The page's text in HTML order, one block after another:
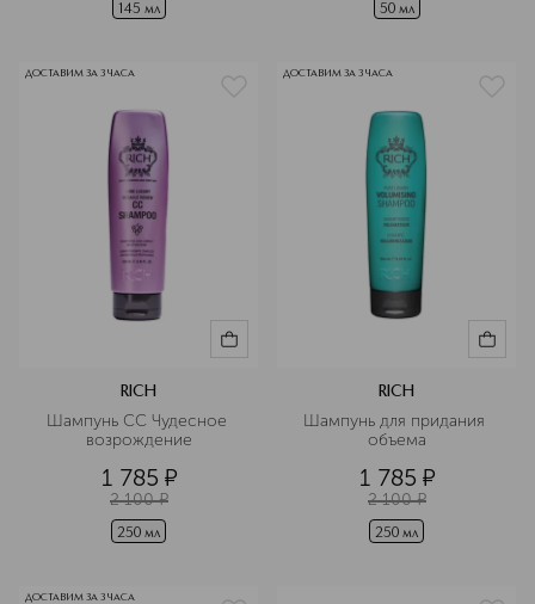
145 мл 50 мл
ДОСТАВИМ ЗА 3 ЧАСА
RICH
Шампунь СС Чудесное
возрождение
1 785 ¤
2 100 ¤
250 мл
ДОСТАВИМ ЗА 3 ЧАСА
RICH
Шампунь для придания
объема
1 785 ¤
2 100 ¤
250 мл
ДОСТАВИМ ЗА 3 ЧАСА